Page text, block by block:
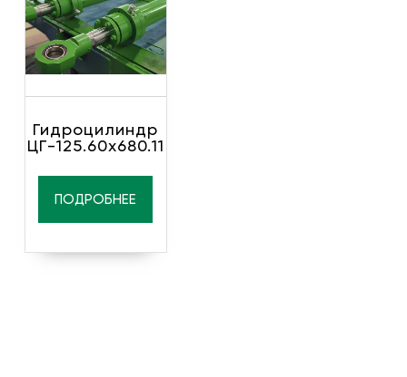
Гидроцилиндр
ЦГ-125.60х680.11
ПОДРОБНЕЕ